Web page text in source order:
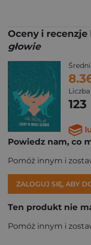
Oceny i recenzje
głowie
123
Powiedz nam, co
Pomóż innym i
ZALOGUJ SIĘ, ABY
Ten produkt nie
Pomóż innym i